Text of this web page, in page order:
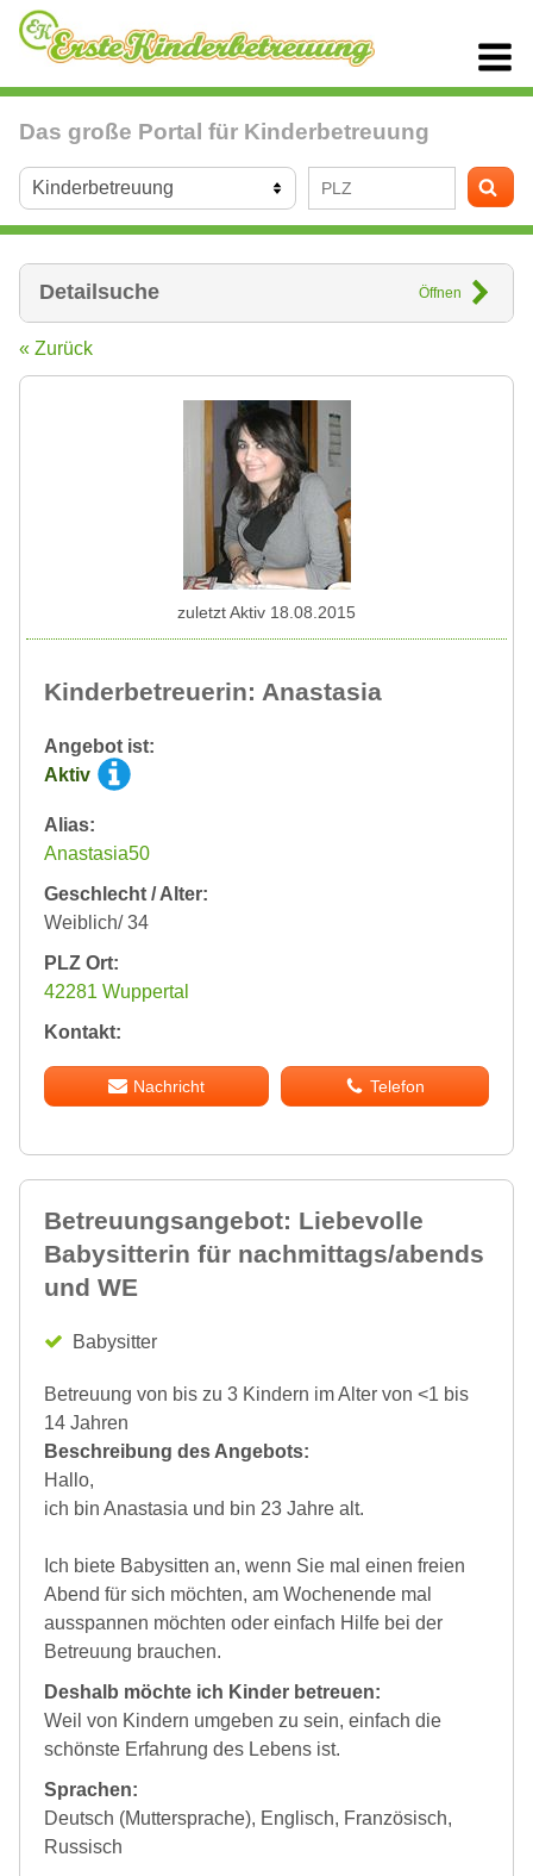
Das große Portal für Kinderbetreuung
Detailsuche Öffnen
« Zurück
Kinderbetreuerin: Anastasia
Angebot ist:
Aktiv
Alias:
Anastasia50
Geschlecht / Alter:
Weiblich/ 34
PLZ Ort:
42281 Wuppertal
Kontakt:
Nachricht Telefon
zuletzt Aktiv 18.08.2015
Betreuungsangebot: Liebevolle
Babysitterin für nachmittags/abends
und WE
Babysitter
Betreuung von bis zu 3 Kindern im Alter von <1 bis
14 Jahren
Beschreibung des Angebots:
Hallo,
ich bin Anastasia und bin 23 Jahre alt.
Ich biete Babysitten an, wenn Sie mal einen freien
Abend für sich möchten, am Wochenende mal
ausspannen möchten oder einfach Hilfe bei der
Betreuung brauchen.
Deshalb möchte ich Kinder betreuen:
Weil von Kindern umgeben zu sein, einfach die
schönste Erfahrung des Lebens ist.
Sprachen:
Deutsch (Muttersprache), Englisch, Französisch,
Russisch